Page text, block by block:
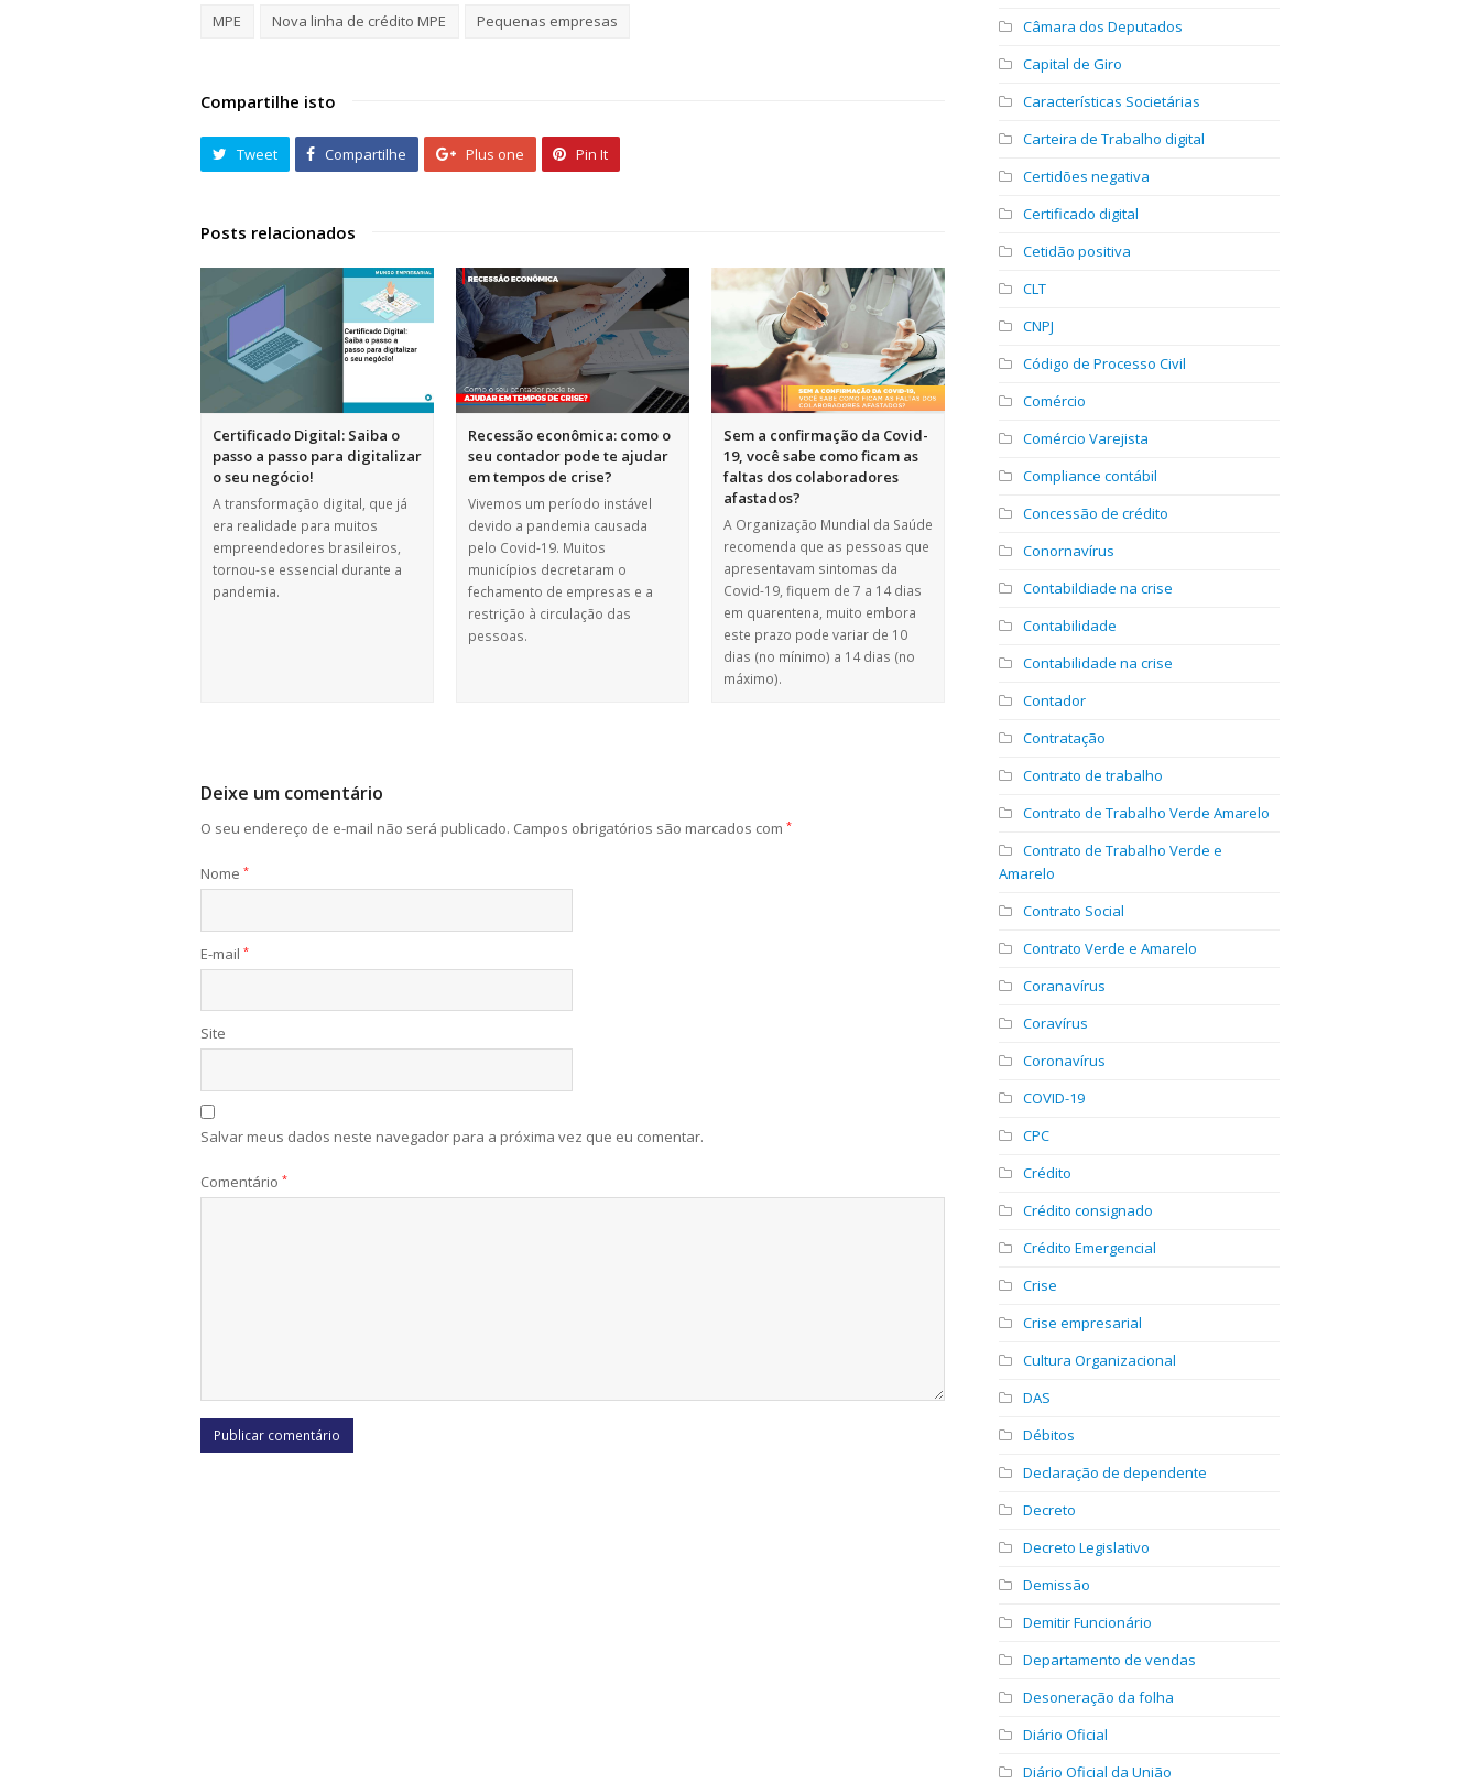
MPE
Nova linha de crédito MPE Pequenas empresas
Compartilhe isto
Tweet Compartilhe Plus one Pin It
Posts relacionados
Certificado Digital: Saiba o
passo a passo para digitalizar
o seu negócio!
A transformação digital, que já
era realidade para muitos
empreendedores brasileiros,
tornou-se essencial durante a
pandemia.
Recessão econômica: como o
seu contador pode te ajudar
em tempos de crise?
Vivemos um período instável
devido a pandemia causada
pelo Covid-19. Muitos
municípios decretaram o
fechamento de empresas e a
restrição à circulação das
pessoas.
Sem a confirmação da Covid-
19, você sabe como ficam as
faltas dos colaboradores
afastados?
A Organização Mundial da Saúde
recomenda que as pessoas que
apresentavam sintomas da
Covid-19, fiquem de 7 a 14 dias
em quarentena, muito embora
este prazo pode variar de 10
dias (no mínimo) a 14 dias (no
máximo).
Deixe um comentário
O seu endereço de e-mail não será publicado. Campos obrigatórios são marcados com *
Nome *
E-mail *
Site
Salvar meus dados neste navegador para a próxima vez que eu comentar.
Comentário *
Câmara dos Deputados
Capital de Giro
Características Societárias
Carteira de Trabalho digital
Certidões negativa
Certificado digital
Cetidão positiva
CLT
CNPJ
Código de Processo Civil
Comércio
Comércio Varejista
Compliance contábil
Concessão de crédito
Conornavírus
Contabildiade na crise
Contabilidade
Contabilidade na crise
Contador
Contratação
Contrato de trabalho
Contrato de Trabalho Verde Amarelo
Contrato de Trabalho Verde e
Amarelo
Contrato Social
Contrato Verde e Amarelo
Coranavírus
Coravírus
Coronavírus
COVID-19
CPC
Crédito
Crédito consignado
Crédito Emergencial
Crise
Crise empresarial
Cultura Organizacional
DAS
Débitos
Declaração de dependente
Decreto
Decreto Legislativo
Demissão
Demitir Funcionário
Departamento de vendas
Desoneração da folha
Diário Oficial
Diário Oficial da União